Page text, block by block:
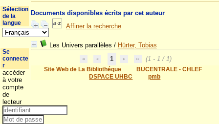
Documents disponibles écrits par cet auteur
Affiner la recherche
Les Univers parallèles / Hürter, Tobias
1
(1 - 1 / 1)
Site Web de La Bibliothéque
BUCENTRALE - CHLEF
DSPACE UHBC
pmb
Sélection
de la
langue
Se
connecte
r
accéder
à votre
compte
de
lecteur